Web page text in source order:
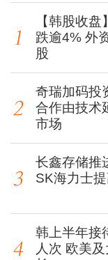
【韩股收
跌逾4% 外
股
奇瑞加码投
合作由技术
市场
长鑫存储推
SK海力士
韩上半年接
人次 欧美